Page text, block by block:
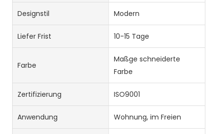
Designstil Modern
Liefer Frist 10-15 Tage
Farbe
Maßge schneiderte
Farbe
Zertifizierung ISO9001
Anwendung Wohnung, im Freien